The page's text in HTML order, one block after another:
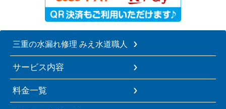
三重の水漏れ修理 みえ水道職人
サービス内容
料金一覧